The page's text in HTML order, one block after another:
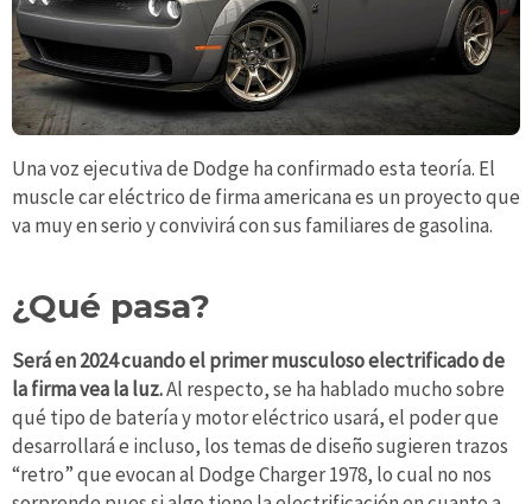
Una voz ejecutiva de Dodge ha confirmado esta teoría. El
muscle car eléctrico de firma americana es un proyecto que
va muy en serio y convivirá con sus familiares de gasolina.
¿Qué pasa?
Será en 2024 cuando el primer musculoso electrificado de
la firma vea la luz.Al respecto, se ha hablado mucho sobre
qué tipo de batería y motor eléctrico usará, el poder que
desarrollará e incluso, los temas de diseño sugieren trazos
“retro” que evocan al Dodge Charger 1978, lo cual no nos